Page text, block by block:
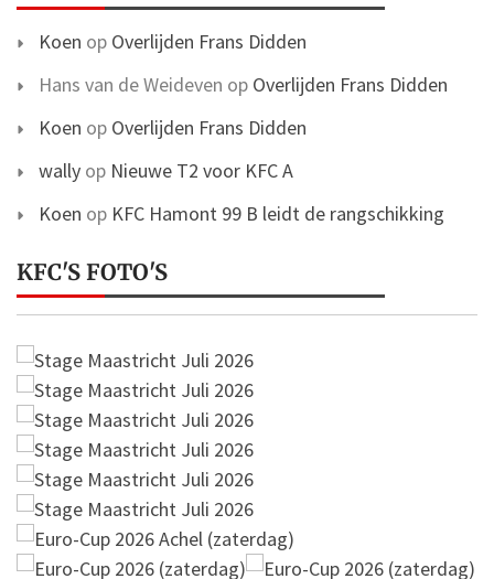
Koen op Overlijden Frans Didden
Hans van de Weideven op Overlijden Frans Didden
Koen op Overlijden Frans Didden
wally op Nieuwe T2 voor KFC A
Koen op KFC Hamont 99 B leidt de rangschikking
KFC'S FOTO'S